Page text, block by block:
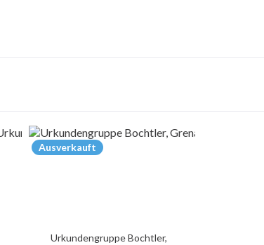
Ausverkauft
Urkundengruppe Bochtler,